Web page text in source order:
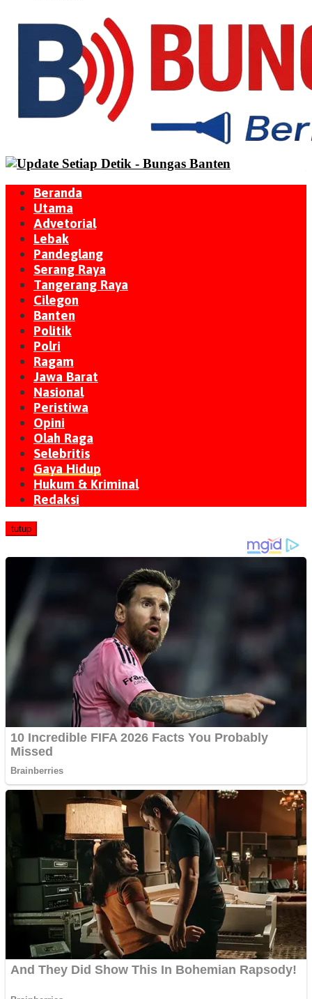
Beranda
Utama
Advetorial
Lebak
Pandeglang
Serang Raya
Tangerang Raya
Cilegon
Banten
Politik
Polri
Ragam
Jawa Barat
Nasional
Peristiwa
Opini
Olah Raga
Selebritis
Gaya Hidup
Hukum & Kriminal
Redaksi
tutup